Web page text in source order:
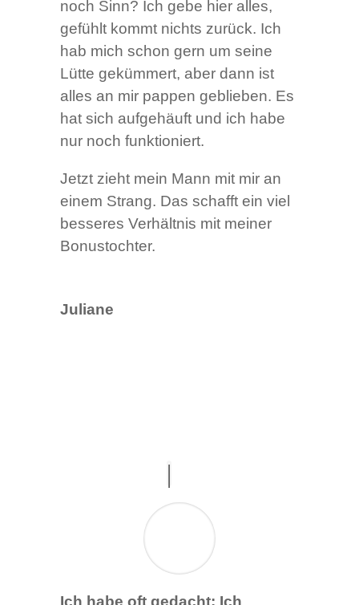
noch Sinn? Ich gebe hier alles,
gefühlt kommt nichts zurück. Ich
hab mich schon gern um seine
Lütte gekümmert, aber dann ist
alles an mir pappen geblieben. Es
hat sich aufgehäuft und ich habe
nur noch funktioniert.
Jetzt zieht mein Mann mit mir an
einem Strang. Das schafft ein viel
besseres Verhältnis mit meiner
Bonustochter.
Juliane
Ich habe oft gedacht: Ich